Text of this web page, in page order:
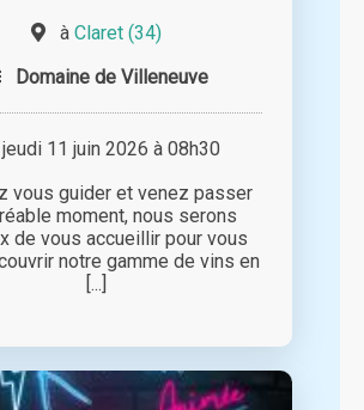
à Claret (34)
Domaine de Villeneuve
jeudi 11 juin 2026 à 08h30
vous guider et venez passer
moment, nous serons
de vous accueillir pour vous
notre gamme de vins en
[...]